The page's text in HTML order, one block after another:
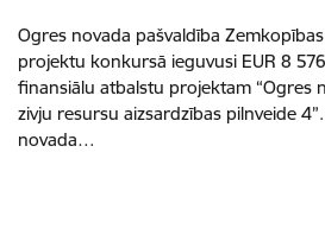
Ogres novada pašvaldība
projektu konkursā ieguvusi EUR 8
finansiālu atbalstu projektam “Ogres
zivju resursu aizsardzības pilnveide
novada…